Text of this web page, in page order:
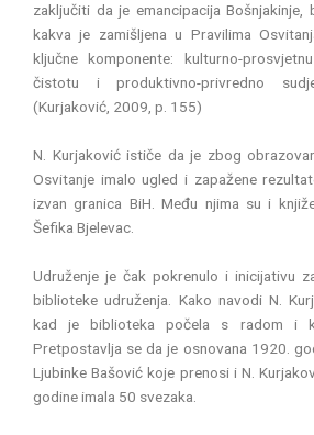
zaključiti da je emancipacija Bošnjakinje,
kakva je zamišljena u Pravilima
ključne komponente: kulturno-
čistotu i produktivno-privredno
(Kurjaković, 2009, p. 155)
N. Kurjaković ističe da je zbog
Osvitanje imalo ugled i zapažene
izvan granica BiH. Među njima su i
Šefika Bjelevac.
Udruženje je čak pokrenulo i inicijativu
biblioteke udruženja. Kako navodi N.
kad je biblioteka počela s radom i
Pretpostavlja se da je osnovana 1920.
Ljubinke Bašović koje prenosi i N.
godine imala 50 svezaka.